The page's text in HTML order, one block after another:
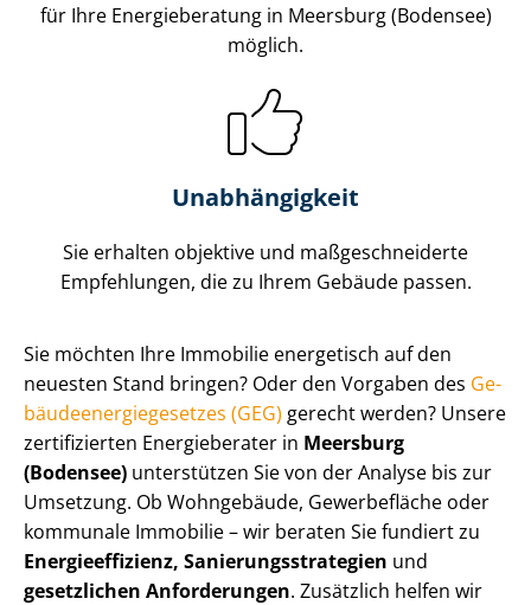
für Ihre Energieberatung in Meersburg (Bodensee)
möglich.
Unabhängigkeit
Sie erhalten objektive und maß­ge­schnei­der­te
Empfehlungen, die zu Ihrem Gebäude passen.
Sie möchten Ihre Immobilie energetisch auf den
neuesten Stand bringen? Oder den Vorgaben des Ge­
bäu­de­en­er­gie­ge­set­zes (GEG) gerecht werden? Unsere
zertifizierten Energieberater in Meersburg
(Bodensee) unterstützen Sie von der Analyse bis zur
Umsetzung. Ob Wohngebäude, Gewerbefläche oder
kommunale Immobilie – wir beraten Sie fundiert zu
En­er­gie­ef­fi­zi­enz, Sa­nie­rungs­stra­te­gien und
gesetzlichen Anforderungen. Zusätzlich helfen wir